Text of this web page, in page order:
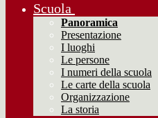
Scuola
Panoramica
Presentazione
I luoghi
Le persone
I numeri della scuola
Le carte della scuola
Organizzazione
La storia